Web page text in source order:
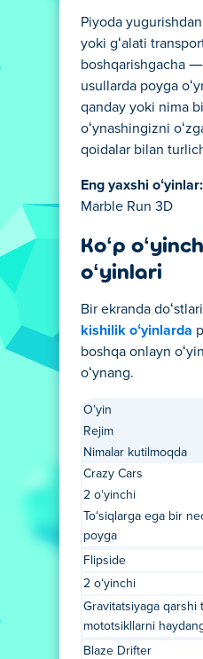
Piyoda
yoki gʻalati
boshqarishgacha
usullarda poyga
qanday yoki nima
oʻynashingizni
qoidalar bilan
Eng yaxshi oʻyinlar:
Marble Run 3D
Koʻp
oʻyinlari
Bir ekranda
kishilik oʻyinlarda
boshqa onlayn
oʻynang.
Oʻyin
Rejim
Nimalar kutilmoqda
Crazy Cars
2 oʻyinchi
Toʻsiqlarga ega bir
poyga
Flipside
2 oʻyinchi
Gravitatsiyaga
mototsikllarni
Blaze Drifter